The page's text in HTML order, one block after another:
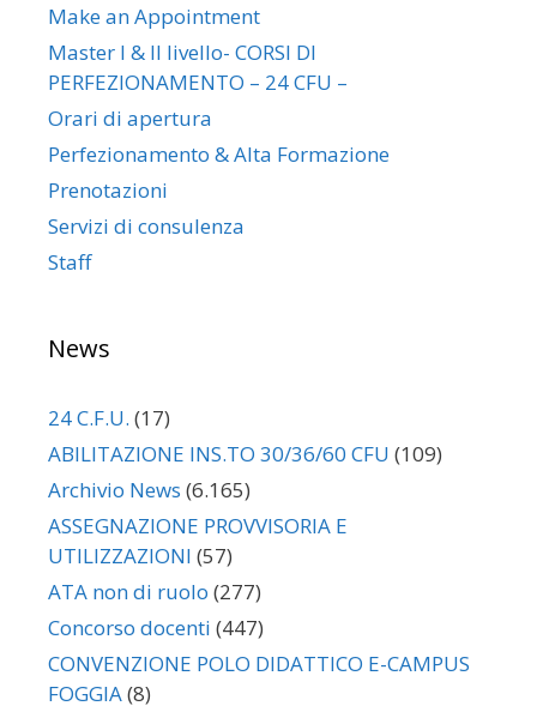
Make an Appointment
Master I & II livello- CORSI DI
PERFEZIONAMENTO – 24 CFU –
Orari di apertura
Perfezionamento & Alta Formazione
Prenotazioni
Servizi di consulenza
Staff
News
24 C.F.U. (17)
ABILITAZIONE INS.TO 30/36/60 CFU (109)
Archivio News (6.165)
ASSEGNAZIONE PROVVISORIA E
UTILIZZAZIONI (57)
ATA non di ruolo (277)
Concorso docenti (447)
CONVENZIONE POLO DIDATTICO E-CAMPUS
FOGGIA(8)